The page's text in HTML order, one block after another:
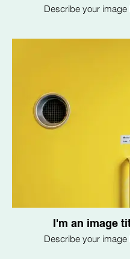
Describe your image
I'm an image
Describe your image